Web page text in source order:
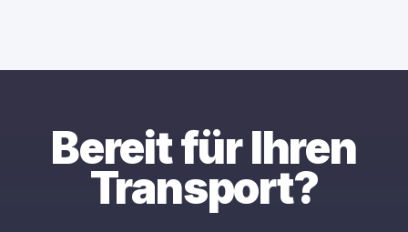
Bereit für Ihren
Transport?